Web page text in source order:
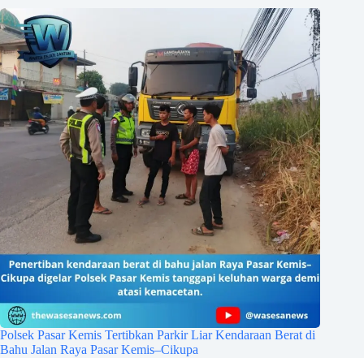
Polsek Pasar Kemis Tertibkan Parkir Liar Kendaraan Berat di
Bahu Jalan Raya Pasar Kemis–Cikupa